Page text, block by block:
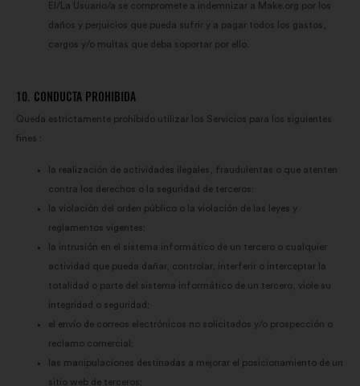
El/La Usuario/a se compromete a indemnizar a Make.org por los
daños y perjuicios que pueda sufrir y a pagar todos los gastos,
cargos y/o multas que deba soportar por ello.
10. CONDUCTA PROHIBIDA
Queda estrictamente prohibido utilizar los Servicios para los siguientes
fines :
la realización de actividades ilegales, fraudulentas o que atenten
contra los derechos o la seguridad de terceros;
la violación del orden público o la violación de las leyes y
reglamentos vigentes;
la intrusión en el sistema informático de un tercero o cualquier
actividad que pueda dañar, controlar, interferir o interceptar la
totalidad o parte del sistema informático de un tercero, viole su
integridad o seguridad;
el envío de correos electrónicos no solicitados y/o prospección o
reclamo comercial;
las manipulaciones destinadas a mejorar el posicionamiento de un
sitio web de terceros;